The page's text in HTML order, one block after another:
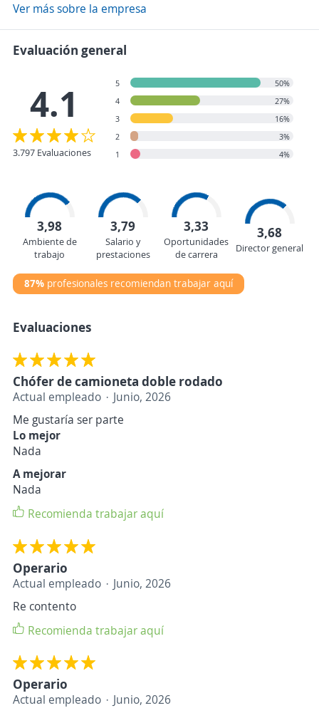
Ver más sobre la empresa
Evaluación general
4.1
3.797 Evaluaciones
5
50%
4
27%
3
16%
2
3%
1
4%
3,98
Ambiente de
trabajo
3,79
Salario y
prestaciones
3,33
Oportunidades
de carrera
3,68
Director general
87% profesionales recomiendan trabajar aquí
Evaluaciones
Chófer de camioneta doble rodado
Actual empleado
Junio, 2026
Me gustaría ser parte
Lo mejor
Nada
A mejorar
Nada
Recomienda trabajar aquí
Operario
Actual empleado
Junio, 2026
Re contento
Recomienda trabajar aquí
Operario
Actual empleado Junio, 2026